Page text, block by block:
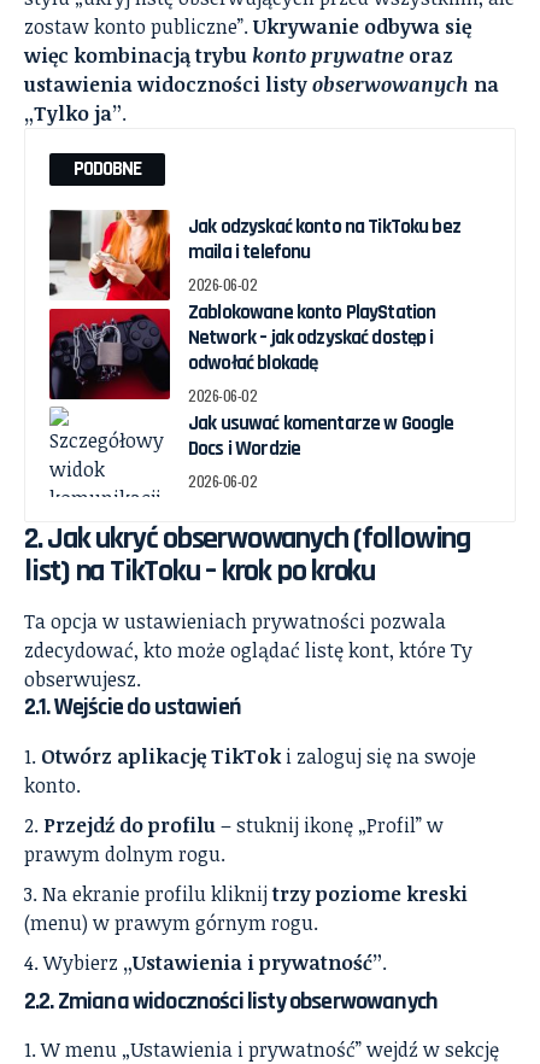
zostaw konto publiczne”.Ukrywanie odbywa się
więc kombinacją trybu konto prywatne oraz
ustawienia widoczności listyobserwowanych na
„Tylko ja”.
PODOBNE
Jak odzyskać konto na TikToku bez
maila i telefonu
2026-06-02
Zablokowane konto PlayStation
Network – jak odzyskać dostęp i
odwołać blokadę
2026-06-02
Jak usuwać komentarze w Google
Docs i Wordzie
2026-06-02
2. Jak ukryć obserwowanych (following
list) na TikToku – krok po kroku
Ta opcja w ustawieniach prywatności pozwala
zdecydować, kto może oglądać listę kont, które Ty
obserwujesz.
2.1. Wejście do ustawień
Otwórz aplikację TikToki zaloguj się na swoje
konto.
Przejdź do profilu– stuknij ikonę „Profil” w
prawym dolnym rogu.
Na ekranie profilu kliknijtrzy poziome kreski
(menu) w prawym górnym rogu.
Wybierz „Ustawienia i prywatność”.
2.2. Zmiana widoczności listy obserwowanych
W menu „Ustawienia i prywatność” wejdź w sekcję